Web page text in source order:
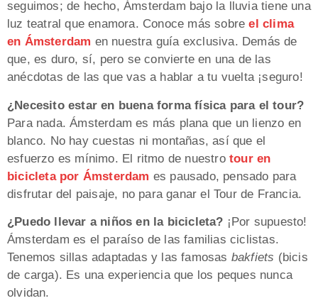
seguimos; de hecho, Ámsterdam bajo la lluvia tiene una
luz teatral que enamora. Conoce más sobreel clima
en Ámsterdam en nuestra guía exclusiva. Demás de
que, es duro, sí, pero se convierte en una de las
anécdotas de las que vas a hablar a tu vuelta ¡seguro!
¿Necesito estar en buena forma física para el tour?
Para nada. Ámsterdam es más plana que un lienzo en
blanco. No hay cuestas ni montañas, así que el
esfuerzo es mínimo. El ritmo de nuestrotour en
bicicleta por Ámsterdam es pausado, pensado para
disfrutar del paisaje, no para ganar el Tour de Francia.
¿Puedo llevar a niños en la bicicleta? ¡Por supuesto!
Ámsterdam es el paraíso de las familias ciclistas.
Tenemos sillas adaptadas y las famosas bakfiets (bicis
de carga). Es una experiencia que los peques nunca
olvidan.